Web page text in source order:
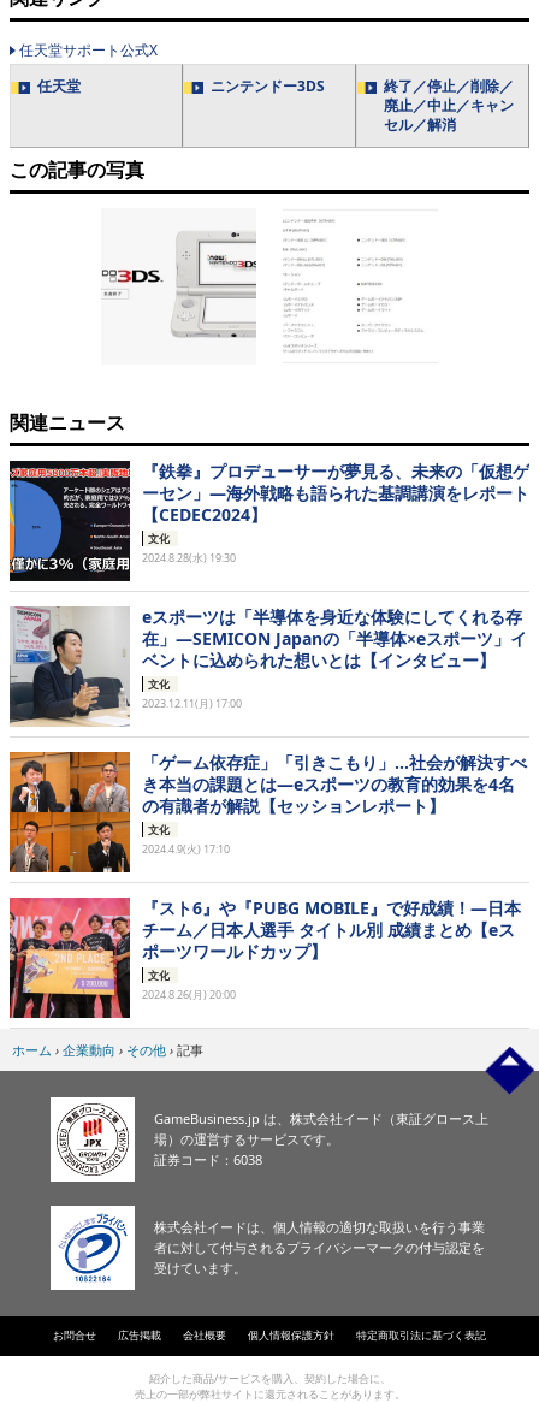
任天堂サポート公式X
任天堂
ニンテンドー3DS
終了／停止／削除／
廃止／中止／キャン
セル／解消
この記事の写真
関連ニュース
『鉄拳』プロデューサーが夢見る、未来の「仮想ゲ
ーセン」―海外戦略も語られた基調講演をレポート
【CEDEC2024】
文化
2024.8.28(水) 19:30
eスポーツは「半導体を身近な体験にしてくれる存
在」―SEMICON Japanの「半導体×eスポーツ」イ
ベントに込められた想いとは【インタビュー】
文化
2023.12.11(月) 17:00
「ゲーム依存症」「引きこもり」…社会が解決すべ
き本当の課題とは―eスポーツの教育的効果を4名
の有識者が解説【セッションレポート】
文化
2024.4.9(火) 17:10
『スト6』や『PUBG MOBILE』で好成績！―日本
チーム／日本人選手 タイトル別 成績まとめ【eス
ポーツワールドカップ】
文化
2024.8.26(月) 20:00
ホーム › 企業動向 › その他 › 記事
GameBusiness.jp は、株式会社イード（東証グロース上
場）の運営するサービスです。
証券コード：6038
株式会社イードは、個人情報の適切な取扱いを行う事業
者に対して付与されるプライバシーマークの付与認定を
受けています。
お問合せ 広告掲載 会社概要 個人情報保護方針 特定商取引法に基づく表記
紹介した商品/サービスを購入、契約した場合に、
売上の一部が弊社サイトに還元されることがあります。